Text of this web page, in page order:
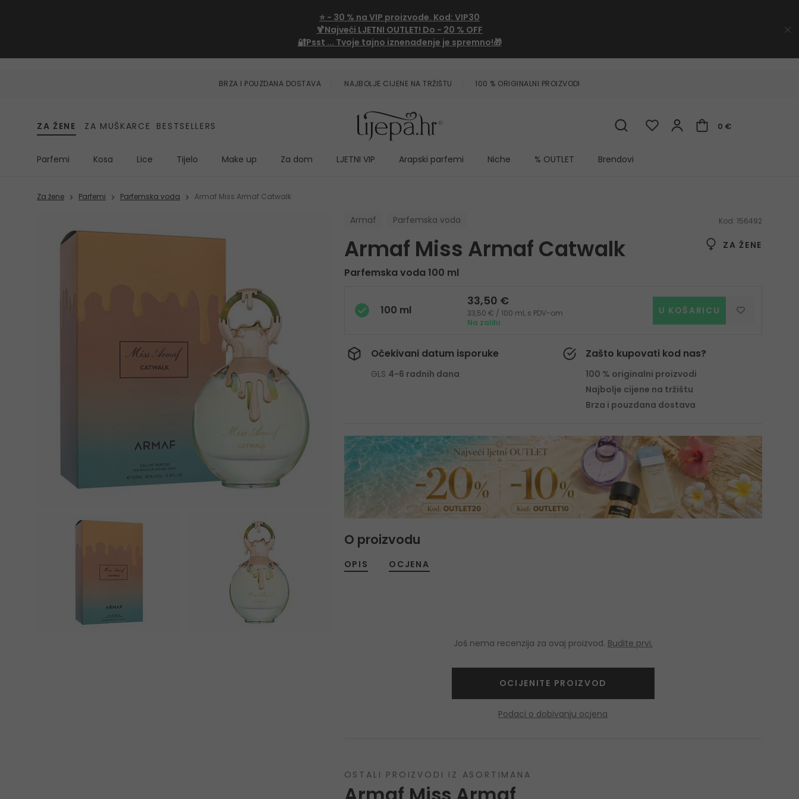
⭐ - 30 % na VIP proizvode. Kod: VIP30
🍹Najveći LJETNI OUTLET! Do - 20 % OFF
🔐Psst ... Tvoje tajno iznenađenje je spremno!🎁
BRZA I POUZDANA DOSTAVA NAJBOLJE CIJENE NA TRŽIŠTU 100 % ORIGINALNI PROIZVODI
ZA ŽENE ZA MUŠKARCE BESTSELLERS 0 €
Parfemi Kosa Lice Tijelo Make up Za dom LJETNI VIP Arapski parfemi Niche % OUTLET Brendovi
Za žene Parfemi Parfemska voda Armaf Miss Armaf Catwalk
Armaf Parfemska voda Kod: 156492
Armaf Miss Armaf Catwalk ZA ŽENE
Parfemska voda 100 ml
100 ml
33,50 €
33,50 € / 100 ml, s PDV-om
Na zalihi
U KOŠARICU
Očekivani datum isporuke
GLS 4-6 radnih dana
Zašto kupovati kod nas?
100 % originalni proizvodi
Najbolje cijene na tržištu
Brza i pouzdana dostava
O proizvodu
OPIS OCJENA
Još nema recenzija za ovaj proizvod. Budite prvi.
OCIJENITE PROIZVOD
Podaci o dobivanju ocjena
OSTALI PROIZVODI IZ ASORTIMANA